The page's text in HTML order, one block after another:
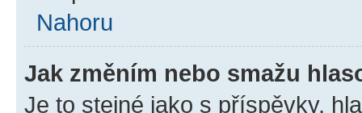
Nahoru
Jak změním nebo smažu
Je to stejné jako s příspěvky,